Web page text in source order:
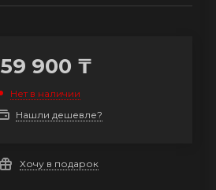
59 900 ₸
Нет в наличии
Нашли дешевле?
Хочу в подарок